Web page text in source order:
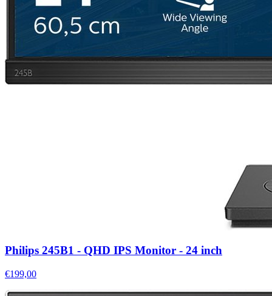
Philips 245B1 - QHD IPS Monitor - 24 inch
€199,00